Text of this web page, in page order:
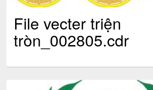
File vecter triện
tròn_002805.cdr